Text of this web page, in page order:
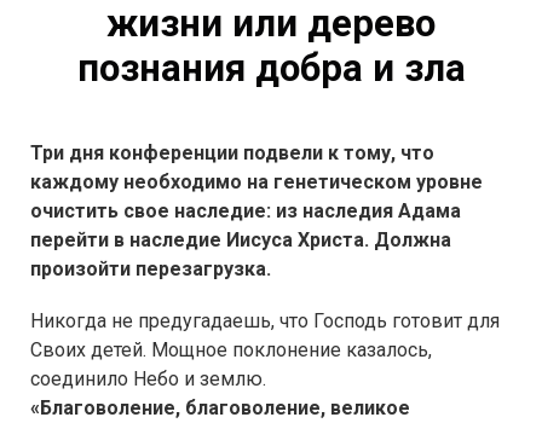
жизни или дерево
познания добра и зла
Три дня конференции подвели к тому, что
каждому необходимо на генетическом уровне
очистить свое наследие: из наследия Адама
перейти в наследие Иисуса Христа. Должна
произойти перезагрузка.
Никогда не предугадаешь, что Господь готовит для
Своих детей. Мощное поклонение казалось,
соединило Небо и землю.
«Благоволение, благоволение, великое